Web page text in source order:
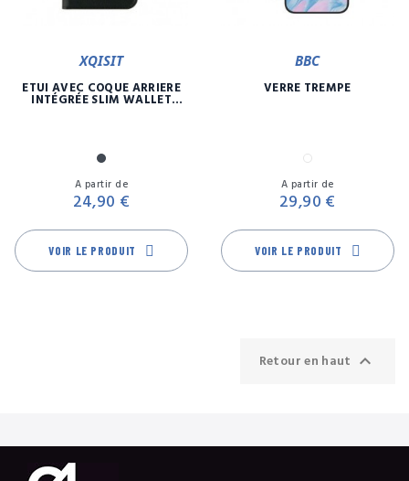
XQISIT
ETUI AVEC COQUE ARRIÈRE
INTÉGRÉE SLIM WALLET
Noir
A partir de
24,90 €
VOIR LE PRODUIT
BBC
VERRE TREMPÉ
Transparent
A partir de
29,90 €
VOIR LE PRODUIT
Retour en haut 